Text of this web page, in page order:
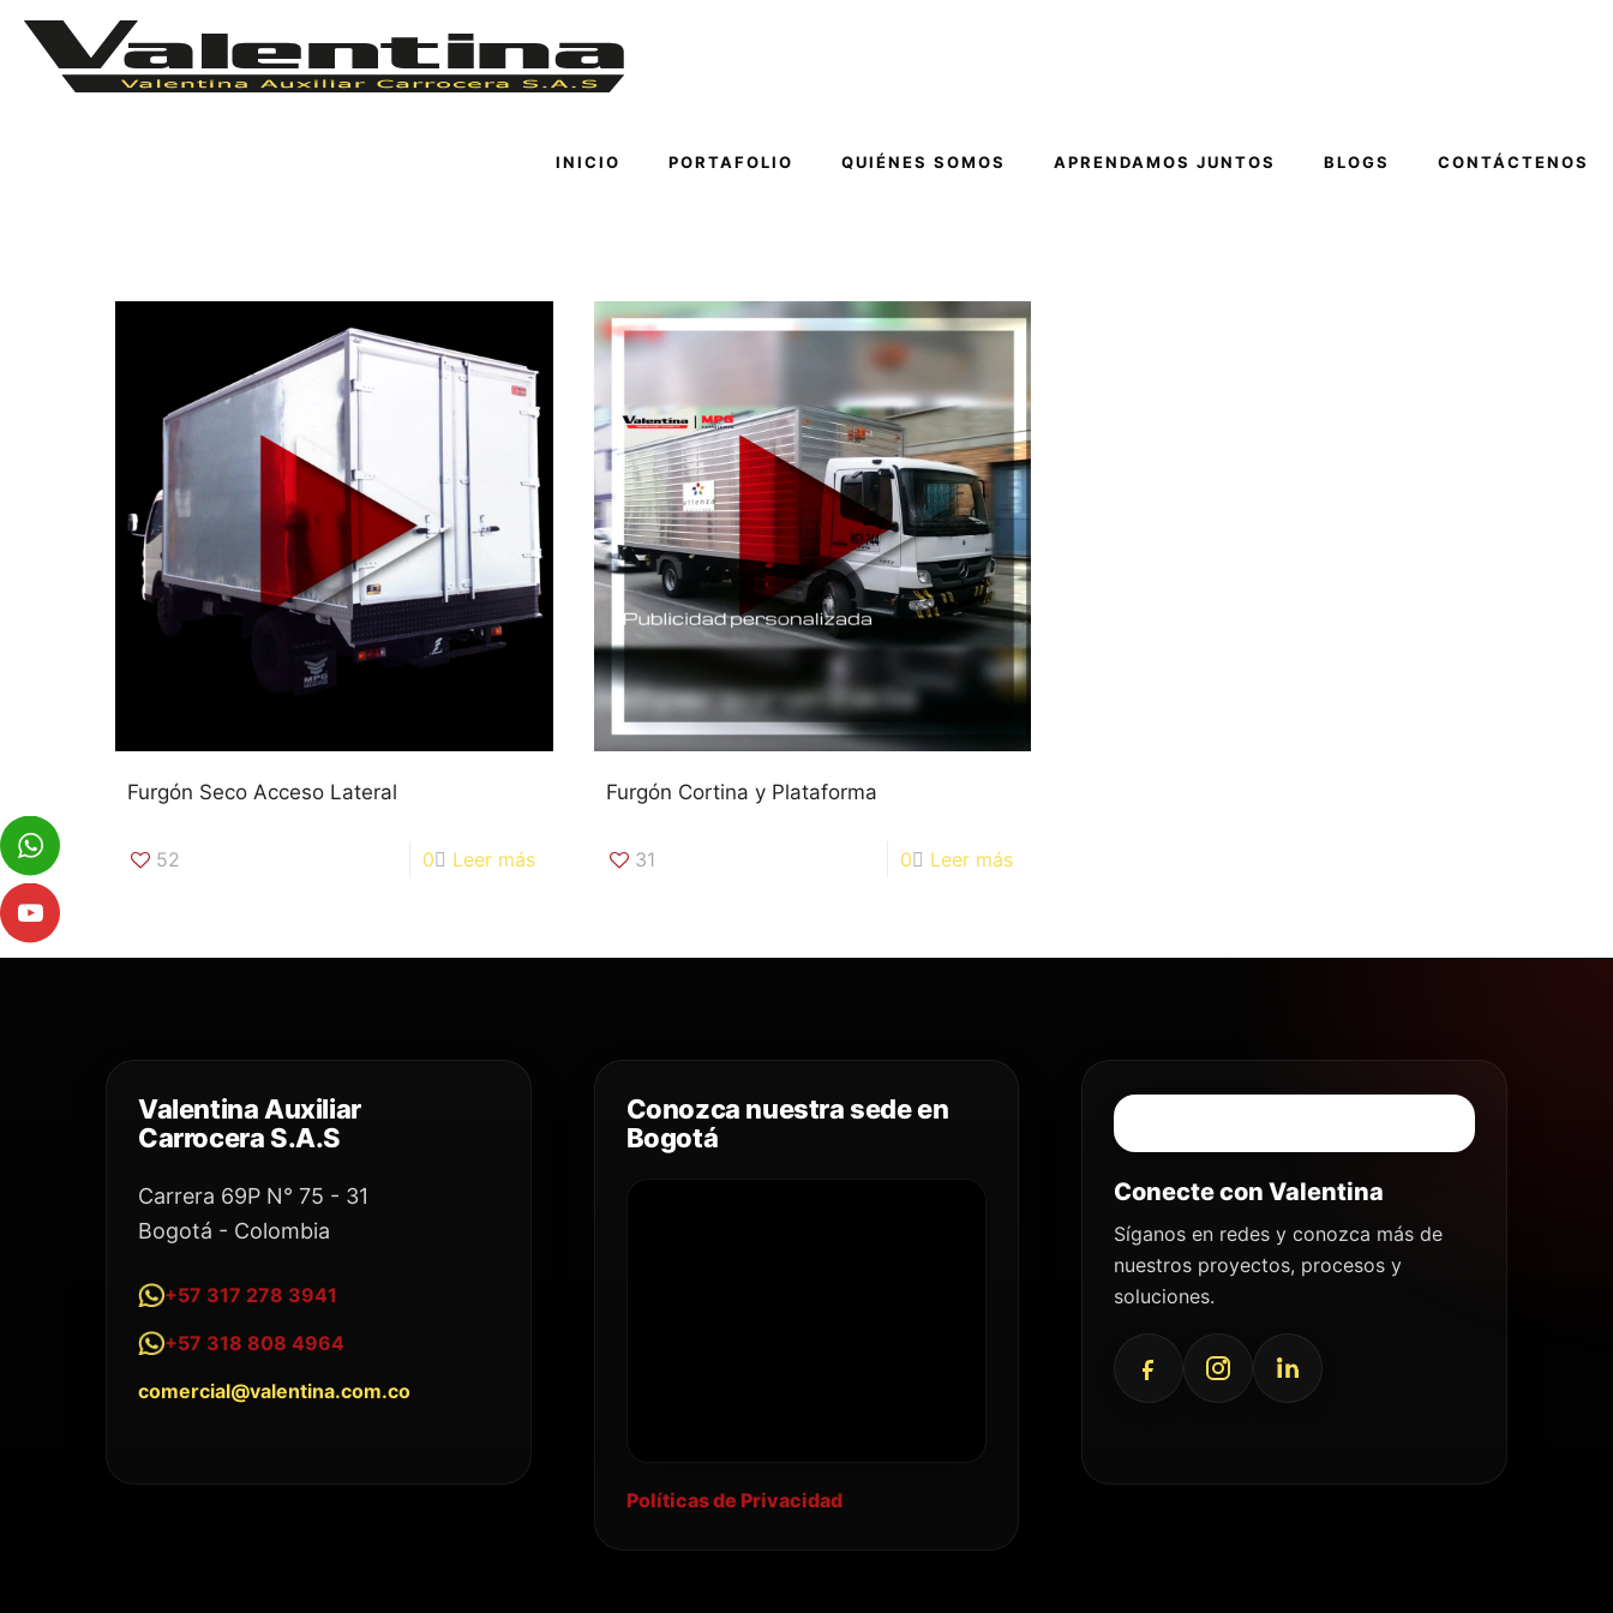
INICIO PORTAFOLIO QUIÉNES SOMOS APRENDAMOS JUNTOS BLOGS CONTÁCTENOS
Furgón Seco Acceso Lateral
52 0 Leer más
Furgón Cortina y Plataforma
31 0 Leer más
Valentina Auxiliar
Carrocera S.A.S
Carrera 69P N° 75 - 31
Bogotá - Colombia
+57 317 278 3941
+57 318 808 4964
comercial@valentina.com.co
Conozca nuestra sede en
Bogotá
Políticas de Privacidad
Conecte con Valentina
Síganos en redes y conozca más de
nuestros proyectos, procesos y
soluciones.